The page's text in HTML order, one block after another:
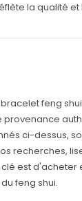
la qualité
feng
ci-dessus,
recherches,
clé est
feng shui.